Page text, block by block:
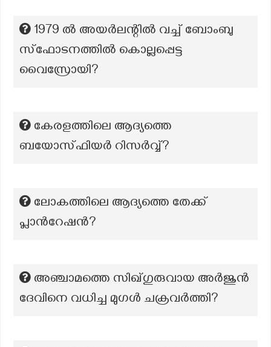
1979 ൽ അയർലന്റിൽ വച്ച് ബോംബു
സ്ഫോടനത്തിൽ കൊല്ലപ്പെട്ട
വൈസ്രോയി?
കേരളത്തിലെ ആദ്യത്തെ
ബയോസ്ഫിയര്‍ റിസര്‍വ്വ്?
ലോകത്തിലെ ആദ്യത്തെ തേക്ക്
പ്ലാന്‍റേഷന്‍?
അഞ്ചാമത്തെ സിഖ്‌ഗുരുവായ അർജുൻ
ദേവിനെ വധിച്ച മുഗൾ ചക്രവർത്തി?